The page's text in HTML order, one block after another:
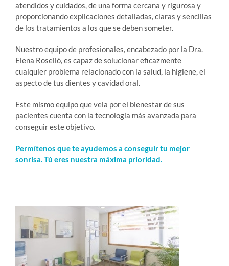
atendidos y cuidados, de una forma cercana y rigurosa y
proporcionando explicaciones detalladas, claras y sencillas
de los tratamientos a los que se deben someter.
Nuestro equipo de profesionales, encabezado por la Dra.
Elena Roselló, es capaz de solucionar eficazmente
cualquier problema relacionado con la salud, la higiene, el
aspecto de tus dientes y cavidad oral.
Este mismo equipo que vela por el bienestar de sus
pacientes cuenta con la tecnología más avanzada para
conseguir este objetivo.
Permítenos que te ayudemos a conseguir tu mejor
sonrisa. Tú eres nuestra máxima prioridad.